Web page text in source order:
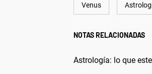
Venus
NOTAS RELACIONADAS
Astrología: lo que